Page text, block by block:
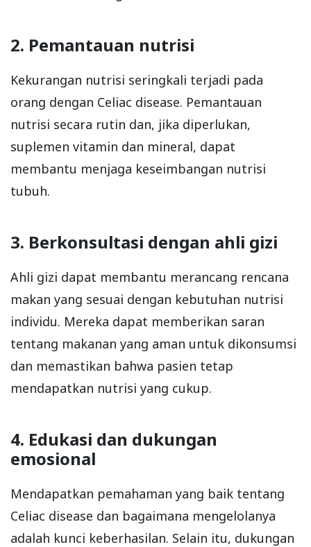
2. Pemantauan nutrisi
Kekurangan nutrisi seringkali terjadi pada
orang dengan Celiac disease. Pemantauan
nutrisi secara rutin dan, jika diperlukan,
suplemen vitamin dan mineral, dapat
membantu menjaga keseimbangan nutrisi
tubuh.
3. Berkonsultasi dengan ahli gizi
Ahli gizi dapat membantu merancang rencana
makan yang sesuai dengan kebutuhan nutrisi
individu. Mereka dapat memberikan saran
tentang makanan yang aman untuk dikonsumsi
dan memastikan bahwa pasien tetap
mendapatkan nutrisi yang cukup.
4. Edukasi dan dukungan
emosional
Mendapatkan pemahaman yang baik tentang
Celiac disease dan bagaimana mengelolanya
adalah kunci keberhasilan. Selain itu, dukungan